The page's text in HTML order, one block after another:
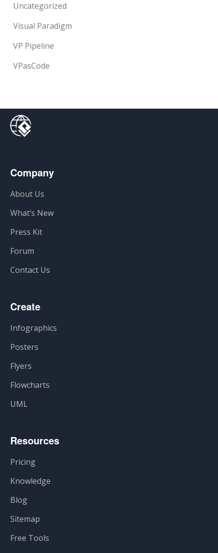
Uncategorized
Visual Paradigm
VP Pipeline
VPasCode
Company
About Us
What’s New
Press Kit
Forum
Contact Us
Create
Infographics
Posters
Flyers
Flowcharts
UML
Resources
Pricing
Knowledge
Blog
Sitemap
Free Tools